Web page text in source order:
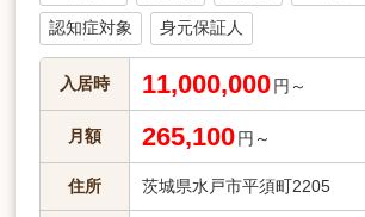
認知症対象 身元保証人
入居時 11,000,000 円～
月額 265,100 円～
住所 茨城県水戸市平須町2205